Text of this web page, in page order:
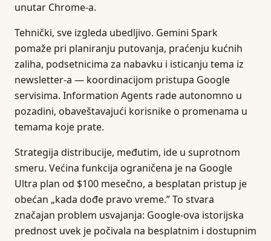
unutar Chrome-a.
Tehnički, sve izgleda ubedljivo. Gemini Spark
pomaže pri planiranju putovanja, praćenju kućnih
zaliha, podsetnicima za nabavku i isticanju tema iz
newsletter-a — koordinacijom pristupa Google
servisima. Information Agents rade autonomno u
pozadini, obaveštavajući korisnike o promenama u
temama koje prate.
Strategija distribucije, međutim, ide u suprotnom
smeru. Većina funkcija ograničena je na Google
Ultra plan od $100 mesečno, a besplatan pristup je
obećan „kada dođe pravo vreme.” To stvara
značajan problem usvajanja: Google-ova istorijska
prednost uvek je počivala na besplatnim i dostupnim